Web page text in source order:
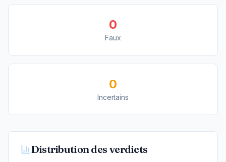
0
Faux
0
Incertains
Distribution des verdicts